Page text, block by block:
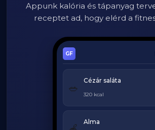
Appunk kalória és tápanyag
receptet ad, hogy elérd a
🥗
Cézár saláta
320 kcal
Alma